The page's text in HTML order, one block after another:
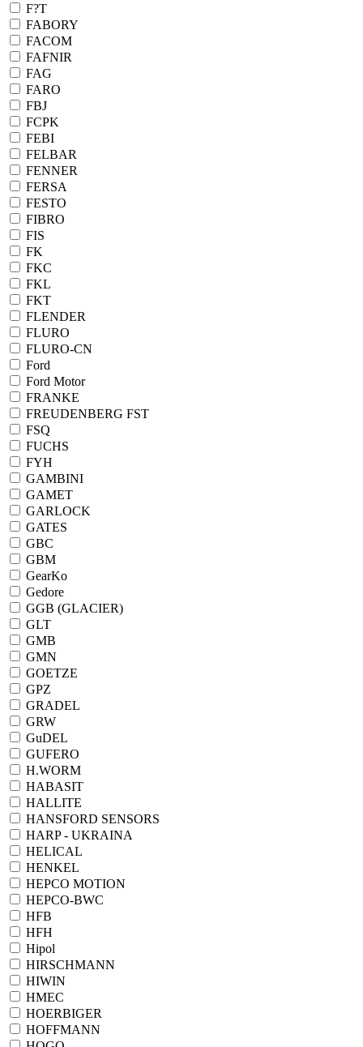
F?T
FABORY
FACOM
FAFNIR
FAG
FARO
FBJ
FCPK
FEBI
FELBAR
FENNER
FERSA
FESTO
FIBRO
FIS
FK
FKC
FKL
FKT
FLENDER
FLURO
FLURO-CN
Ford
Ford Motor
FRANKE
FREUDENBERG FST
FSQ
FUCHS
FYH
GAMBINI
GAMET
GARLOCK
GATES
GBC
GBM
GearKo
Gedore
GGB (GLACIER)
GLT
GMB
GMN
GOETZE
GPZ
GRADEL
GRW
GuDEL
GUFERO
H.WORM
HABASIT
HALLITE
HANSFORD SENSORS
HARP - UKRAINA
HELICAL
HENKEL
HEPCO MOTION
HEPCO-BWC
HFB
HFH
Hipol
HIRSCHMANN
HIWIN
HMEC
HOERBIGER
HOFFMANN